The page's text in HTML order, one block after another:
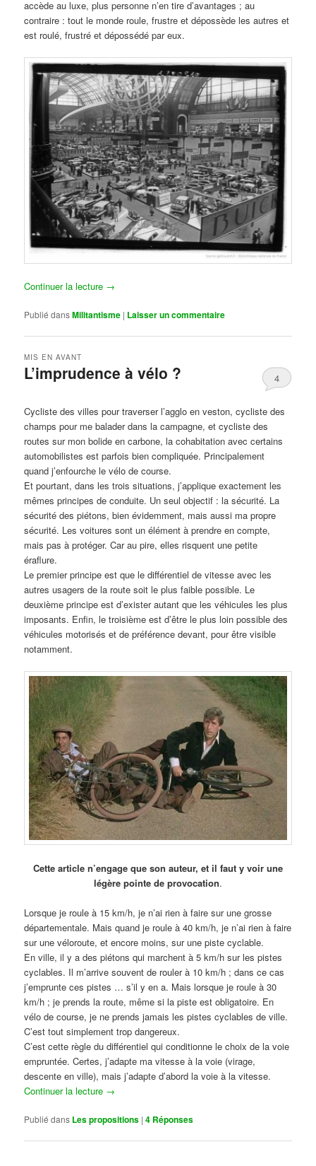
accède au luxe, plus personne n’en tire d’avantages ; au
contraire : tout le monde roule, frustre et dépossède les autres et
est roulé, frustré et dépossédé par eux.
Continuer la lecture →
Publié dansMilitantisme | Laisser un commentaire
L’imprudence à vélo ?
MIS EN AVANT
4
Cycliste des villes pour traverser l’agglo en veston, cycliste des
champs pour me balader dans la campagne, et cycliste des
routes sur mon bolide en carbone, la cohabitation avec certains
automobilistes est parfois bien compliquée. Principalement
quand j’enfourche le vélo de course.
Et pourtant, dans les trois situations, j’applique exactement les
mêmes principes de conduite. Un seul objectif : la sécurité. La
sécurité des piétons, bien évidemment, mais aussi ma propre
sécurité. Les voitures sont un élément à prendre en compte,
mais pas à protéger. Car au pire, elles risquent une petite
éraflure.
Le premier principe est que le différentiel de vitesse avec les
autres usagers de la route soit le plus faible possible. Le
deuxième principe est d’exister autant que les véhicules les plus
imposants. Enfin, le troisième est d’être le plus loin possible des
véhicules motorisés et de préférence devant, pour être visible
notamment.
Cette article n’engage que son auteur, et il faut y voir une
légère pointe de provocation.
Lorsque je roule à 15 km/h, je n’ai rien à faire sur une grosse
départementale. Mais quand je roule à 40 km/h, je n’ai rien à faire
sur une véloroute, et encore moins, sur une piste cyclable.
En ville, il y a des piétons qui marchent à 5 km/h sur les pistes
cyclables. Il m’arrive souvent de rouler à 10 km/h ; dans ce cas
j’emprunte ces pistes … s’il y en a. Mais lorsque je roule à 30
km/h ; je prends la route, même si la piste est obligatoire. En
vélo de course, je ne prends jamais les pistes cyclables de ville.
C’est tout simplement trop dangereux.
C’est cette règle du différentiel qui conditionne le choix de la voie
empruntée. Certes, j’adapte ma vitesse à la voie (virage,
descente en ville), mais j’adapte d’abord la voie à la vitesse.
Continuer la lecture →
Publié dans Les propositions |4 Réponses